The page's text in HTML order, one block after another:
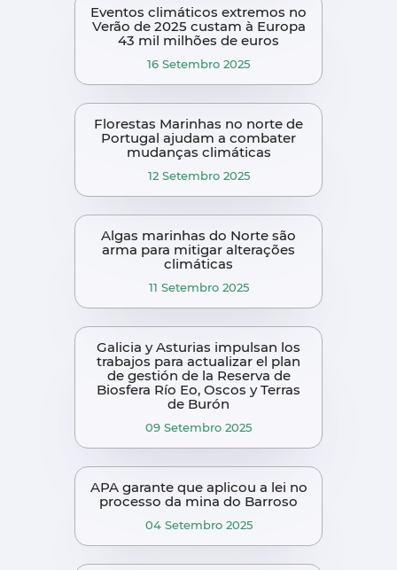
Eventos climáticos extremos no
Verão de 2025 custam à Europa
43 mil milhões de euros
16 Setembro 2025
Florestas Marinhas no norte de
Portugal ajudam a combater
mudanças climáticas
12 Setembro 2025
Algas marinhas do Norte são
arma para mitigar alterações
climáticas
11 Setembro 2025
Galicia y Asturias impulsan los
trabajos para actualizar el plan
de gestión de la Reserva de
Biosfera Río Eo, Oscos y Terras
de Burón
09 Setembro 2025
APA garante que aplicou a lei no
processo da mina do Barroso
04 Setembro 2025